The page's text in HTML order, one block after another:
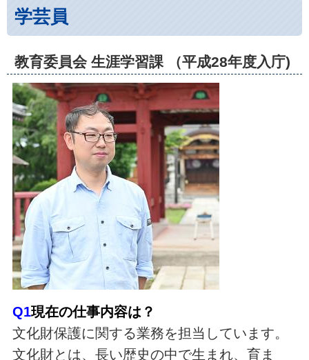
学芸員
教育委員会 生涯学習課 （平成28年度入庁)
Q1現在の仕事内容は？
文化財保護に関する業務を担当しています。
文化財とは、長い歴史の中で生まれ、育ま